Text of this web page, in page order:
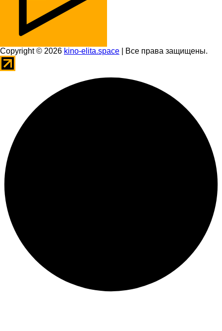
Copyright © 2026 kino-elita.space | Все права защищены.